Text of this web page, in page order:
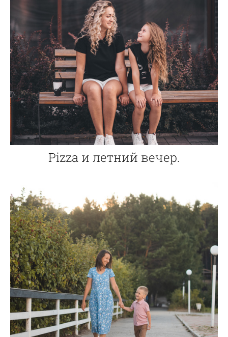
Pizza и летний вечер.